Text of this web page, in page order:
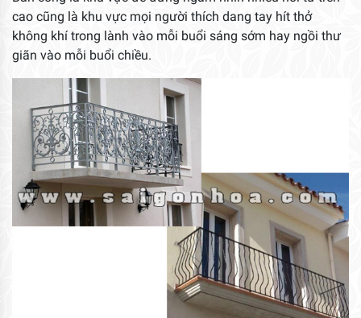
cao cũng là khu vực mọi người thích dang tay hít thở
không khí trong lành vào mỗi buổi sáng sớm hay ngồi thư
giãn vào mỗi buổi chiều.